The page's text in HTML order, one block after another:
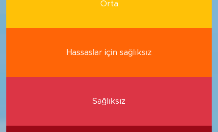
Orta
Hassaslar için sağlıksız
Sağlıksız